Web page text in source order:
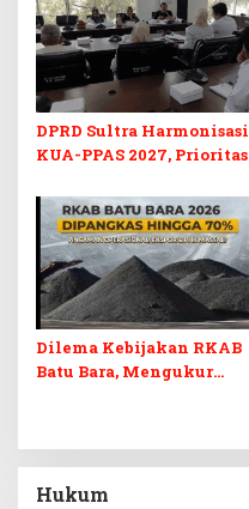
DPRD Sultra Harmonisasi
KUA-PPAS 2027, Prioritas
dan Pelunasan Utang
Infrastruktur
Dilema Kebijakan RKAB
Batu Bara, Mengukur
Hukum